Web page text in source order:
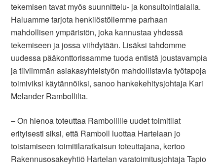
tekemisen tavat myös suunnittelu- ja konsultointialalla.
Haluamme tarjota henkilöstöllemme parhaan
mahdollisen ympäristön, joka kannustaa yhdessä
tekemiseen ja jossa viihdytään. Lisäksi tahdomme
uudessa pääkonttorissamme tuoda entistä joustavampia
ja tiiviimmän asiakasyhteistyön mahdollistavia työtapoja
toimiviksi käytännöiksi, sanoo hankekehitysjohtaja Kari
Melander Rambollilta.
– On hienoa toteuttaa Rambollille uudet toimitilat
erityisesti siksi, että Ramboll luottaa Hartelaan jo
toistamiseen toimitilaratkaisun toteuttajana, kertoo
Rakennusosakeyhtiö Hartelan varatoimitusjohtaja Tapio